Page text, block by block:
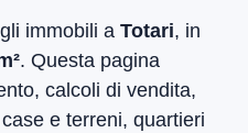
immobili a Totari, in
. Questa pagina
calcoli di vendita,
e terreni, quartieri